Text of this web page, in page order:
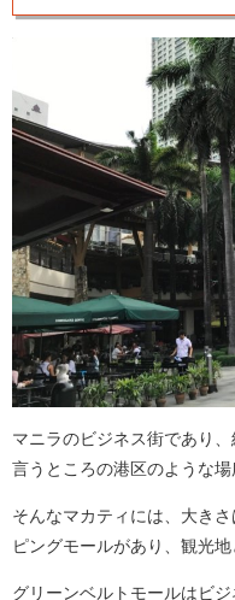
マニラのビジネス街であり
言うところの港区のような
そんなマカティには、大き
ピングモールがあり、観光
グリーンベルトモールはビ